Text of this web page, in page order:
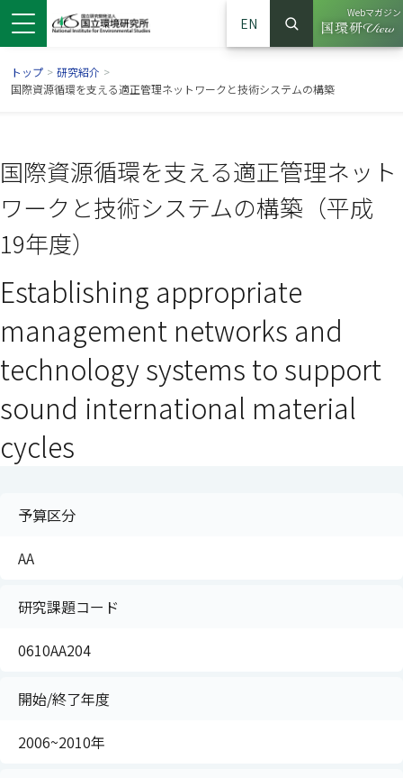
ウインドウで開きます）
EN
サイト内検索
検索
Webマガジン
（別ウイ
トップ > 研究紹介 >
国際資源循環を支える適正管理ネットワークと技術システムの構築
国際資源循環を支える適正管理ネット
ワークと技術システムの構築（平成
19年度）
Establishing appropriate
management networks and
technology systems to support
sound international material
cycles
予算区分
AA
研究課題コード
0610AA204
開始/終了年度
2006~2010年